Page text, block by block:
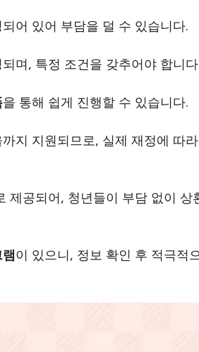
되어 있어 부담을 덜 수 있습니다.
며, 특정 조건을 갖추어야 합니
을 통해 쉽게 진행할 수 있습니다.
지 지원되므로, 실제 재정에 따
제공되어, 청년들이 부담 없이 상
이 있으니, 정보 확인 후 적극적